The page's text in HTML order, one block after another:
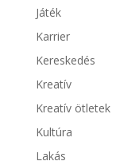
Játék
Karrier
Kereskedés
Kreatív
Kreatív ötletek
Kultúra
Lakás